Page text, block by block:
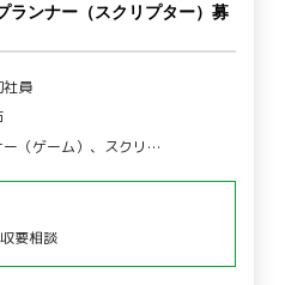
ランナー（スクリプター）募
社員
（ゲーム）、スクリ…
要相談